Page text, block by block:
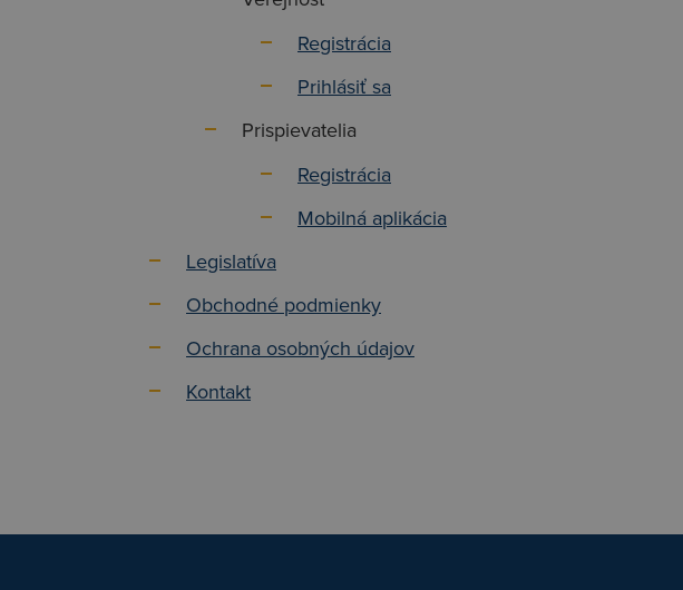
Registrácia
Prihlásiť sa
Prispievatelia
Registrácia
Mobilná aplikácia
Legislatíva
Obchodné podmienky
Ochrana osobných údajov
Kontakt